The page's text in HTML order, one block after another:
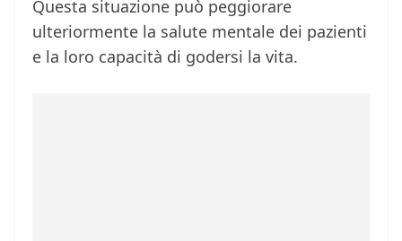
Questa situazione può peggiorare
ulteriormente la salute mentale dei pazienti
e la loro capacità di godersi la vita.